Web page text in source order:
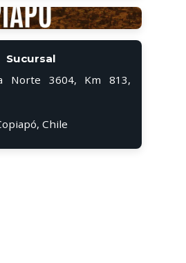
Sucursal
Norte 3604, Km 813,
Chile